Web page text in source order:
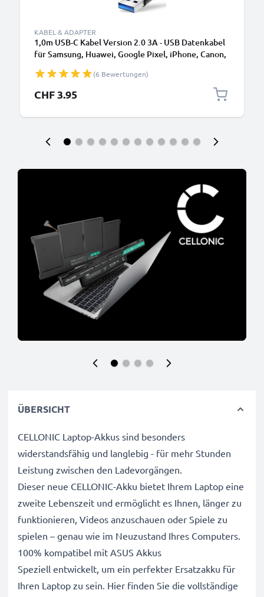
KABEL & ADAPTER
1,0m USB-C Kabel Version 2.0 3A - USB Datenkabel
für Samsung, Huawei, Google Pixel, iPhone, Canon,
(6 Bewertungen)
CHF 3.95
ÜBERSICHT
CELLONIC Laptop-Akkus sind besonders
widerstandsfähig und langlebig - für mehr Stunden
Leistung zwischen den Ladevorgängen.
Dieser neue CELLONIC-Akku bietet Ihrem Laptop eine
zweite Lebenszeit und ermöglicht es Ihnen, länger zu
funktionieren, Videos anzuschauen oder Spiele zu
spielen – genau wie im Neuzustand Ihres Computers.
100% kompatibel mit ASUS Akkus
Speziell entwickelt, um ein perfekter Ersatzakku für
Ihren Laptop zu sein. Hier finden Sie die vollständige